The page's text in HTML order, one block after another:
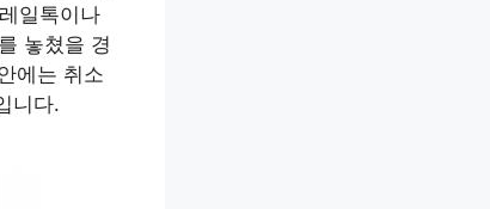
일톡이나
놓쳤을 경
에는 취소
니다.